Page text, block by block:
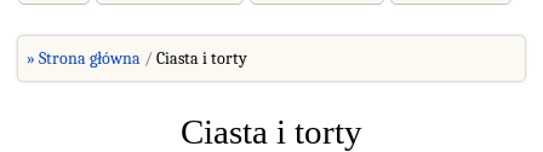
» Strona główna Ciasta i torty
Ciasta i torty